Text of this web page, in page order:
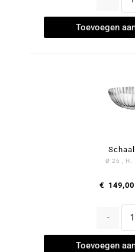
Toevoegen
Ø 26 , H.
€ 149,00
-
Toevoegen